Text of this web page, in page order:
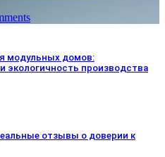
модульных домов:
экологичность производства
отзывы о доверии к